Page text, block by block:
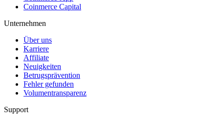
Coinmerce Capital
Unternehmen
Über uns
Karriere
Affiliate
Neuigkeiten
Betrugsprävention
Fehler gefunden
Volumentransparenz
Support